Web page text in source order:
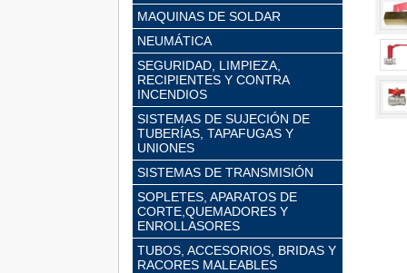
MAQUINAS DE SOLDAR
NEUMÁTICA
SEGURIDAD, LIMPIEZA,
RECIPIENTES Y CONTRA
INCENDIOS
SISTEMAS DE SUJECIÓN DE
TUBERÍAS, TAPAFUGAS Y
UNIONES
SISTEMAS DE TRANSMISIÓN
SOPLETES, APARATOS DE
CORTE,QUEMADORES Y
ENROLLASORES
TUBOS, ACCESORIOS, BRIDAS Y
RACORES MALEABLES